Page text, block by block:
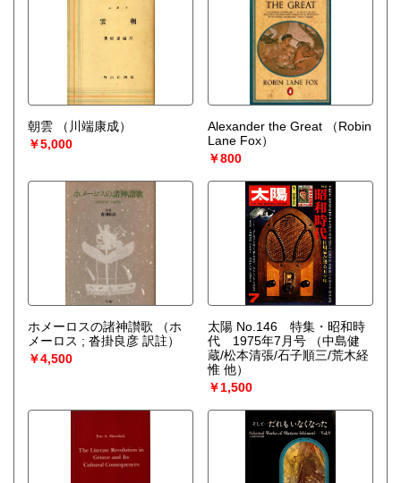
朝雲
（川端康成）
￥5,000
Alexander the Great
（Robin
Lane Fox）
￥800
ホメーロスの諸神讃歌
（ホ
メーロス ; 沓掛良彦 訳註）
￥4,500
太陽 No.146 特集・昭和時
代 1975年7月号
（中島健
蔵/松本清張/石子順三/荒木経
惟 他）
￥1,500